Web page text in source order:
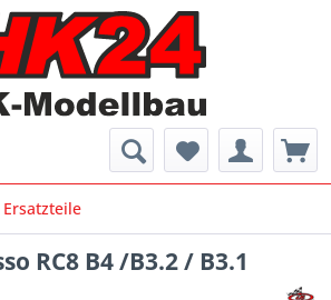
RC8 B4 /B3.2 / B3.1